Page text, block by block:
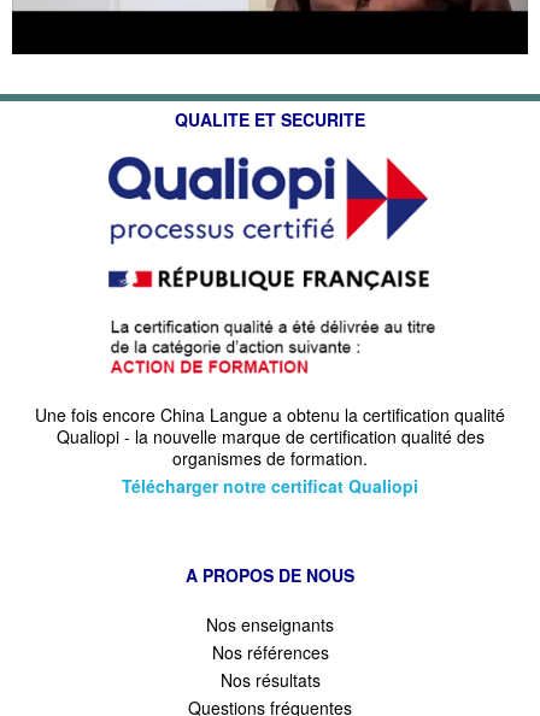
QUALITE ET SECURITE
Une fois encore China Langue a obtenu la certification qualité
Qualiopi - la nouvelle marque de certification qualité des
organismes de formation.
Télécharger notre certificat Qualiopi
A PROPOS DE NOUS
Nos enseignants
Nos références
Nos résultats
Questions fréquentes